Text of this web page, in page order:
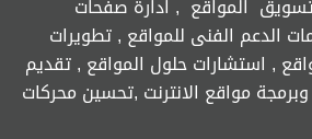
الدعم الفنى للمواقع , تطويرات
, استشارات حلول المواقع , تقديم
مواقع الانترنت ,تحسين محركات